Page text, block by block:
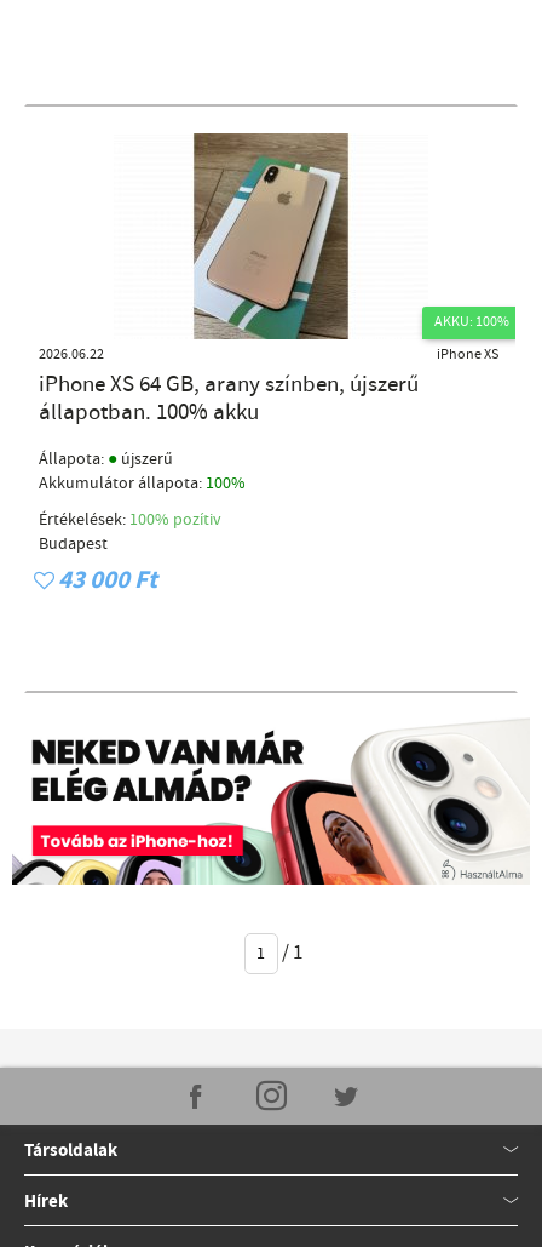
AKKU: 100%
2026.06.22
iPhone XS
iPhone XS 64 GB, arany színben, újszerű
állapotban. 100% akku
Állapota: ● újszerű
Akkumulátor állapota: 100%
Értékelések: 100% pozítiv
Budapest
43 000 Ft
/1
Társoldalak
Hírek